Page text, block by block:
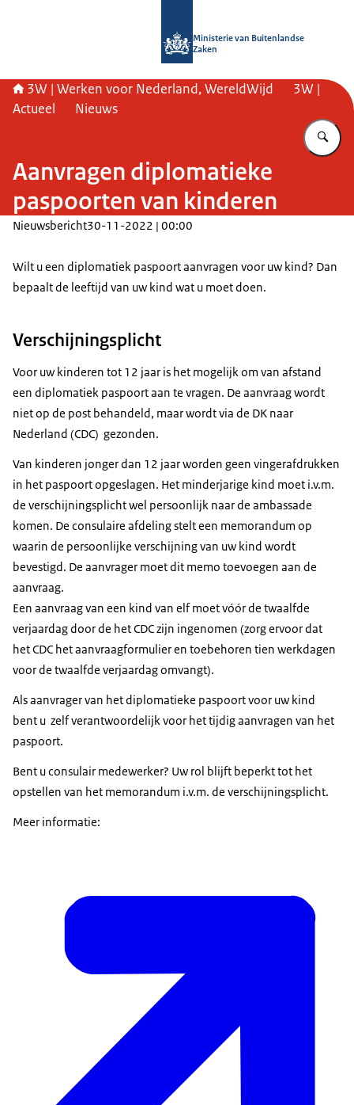
Ministerie van Buitenlandse
Zaken
3W | Werken voor Nederland, WereldWijd
3W |
Actueel
Nieuws
Aanvragen diplomatieke
paspoorten van kinderen
Nieuwsbericht30-11-2022 | 00:00
Wilt u een diplomatiek paspoort aanvragen voor uw kind? Dan
bepaalt de leeftijd van uw kind wat u moet doen.
Verschijningsplicht
Voor uw kinderen tot 12 jaar is het mogelijk om van afstand
een diplomatiek paspoort aan te vragen. De aanvraag wordt
niet op de post behandeld, maar wordt via de DK naar
Nederland (CDC) gezonden.
Van kinderen jonger dan 12 jaar worden geen vingerafdrukken
in het paspoort opgeslagen. Het minderjarige kind moet i.v.m.
de verschijningsplicht wel persoonlijk naar de ambassade
komen. De consulaire afdeling stelt een memorandum op
waarin de persoonlijke verschijning van uw kind wordt
bevestigd. De aanvrager moet dit memo toevoegen aan de
aanvraag.
Een aanvraag van een kind van elf moet vóór de twaalfde
verjaardag door de het CDC zijn ingenomen (zorg ervoor dat
het CDC het aanvraagformulier en toebehoren tien werkdagen
voor de twaalfde verjaardag omvangt).
Als aanvrager van het diplomatieke paspoort voor uw kind
bent u zelf verantwoordelijk voor het tijdig aanvragen van het
paspoort.
Bent u consulair medewerker? Uw rol blijft beperkt tot het
opstellen van het memorandum i.v.m. de verschijningsplicht.
Meer informatie: